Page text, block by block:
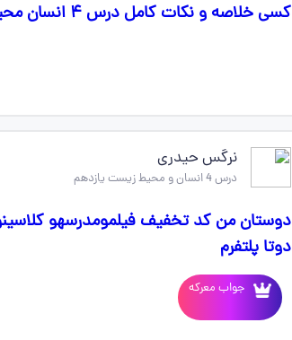
کسی خلاصه و نکات کامل درس ۴ انسان محیط رو داره بفرسته نیازدارم سریع
نرگس حیدری
درس 4 انسان و محیط زیست یازدهم
دوستان من کد تخفیف فیلمومدرسهو کلاسینو
دوتا پلتفرم
جواب معرکه